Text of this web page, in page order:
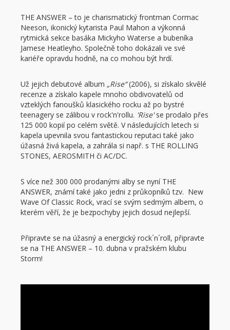
THE ANSWER – to je charismatický frontman Cormac
Neeson, ikonický kytarista Paul Mahon a výkonná
rytmická sekce basáka Mickyho Waterse a bubeníka
Jamese Heatleyho. Společně toho dokázali ve své
kariéře opravdu hodně, na co mohou být hrdí.
Už jejich debutové album „Rise“(2006), si získalo skvělé
recenze a získalo kapele mnoho obdivovatelů od
vzteklých fanoušků klasického rocku až po bystré
teenagery se zálibou v rock'n'rollu. 'Rise'se prodalo přes
125 000 kopií po celém světě. V následujících letech si
kapela upevnila svou fantastickou reputaci také jako
úžasná živá kapela, a zahrála si např. s THE ROLLING
STONES, AEROSMITH či AC/DC.
S více než 300 000 prodanými alby se nyní THE
ANSWER, známí také jako jedni z průkopníků tzv. New
Wave Of Classic Rock, vrací se svým sedmým albem, o
kterém věří, že je bezpochyby jejich dosud nejlepší.
Připravte se na úžasný a energický rock´n´roll, připravte
se na THE ANSWER – 10. dubna v pražském klubu
Storm!